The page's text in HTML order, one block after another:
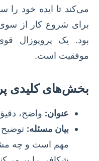
می‌کند تا ایده خود را
برای شروع کار از سوی
بود. یک پروپوزال
موفقیت است.
بخش‌های کلیدی
عنوان: واضح،
بیان مسئله:
مهم است و چه